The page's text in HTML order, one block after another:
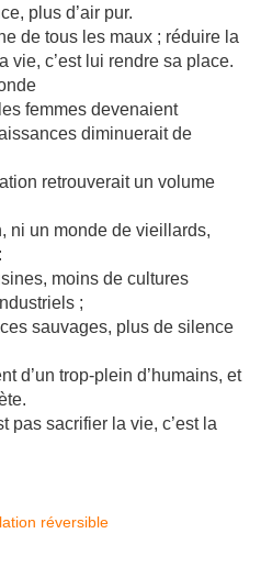
plus d’air pur.
de tous les maux ; réduire la
vie, c’est lui rendre sa place.
femmes devenaient
diminuerait de
retrouverait un volume
ni un monde de vieillards,
moins de cultures
;
sauvages, plus de silence
d’un trop-plein d’humains, et
pas sacrifier la vie, c’est la